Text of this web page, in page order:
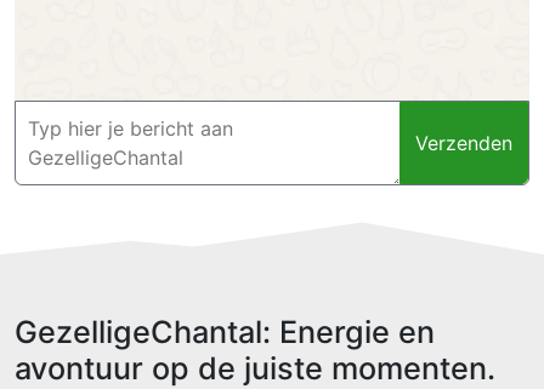
Verzenden
GezelligeChantal: Energie en
avontuur op de juiste momenten.